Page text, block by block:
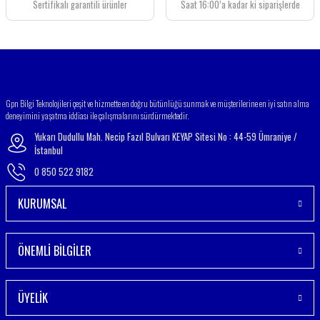
Sertifikalı garantili ürünler
Saat 16:00’a kadar ki siparişlerde
Gpn Bilgi Teknolojileri çeşit ve hizmette en doğru bütünlüğü sunmak ve müşterilerine en iyi satın alma
deneyimini yaşatma iddiası ile çalışmalarını sürdürmektedir.
Yukarı Dudullu Mah. Necip Fazıl Bulvarı KEYAP Sitesi No : 44-59 Ümraniye /
İstanbul
0 850 522 9182
KURUMSAL
ÖNEMLİ BİLGİLER
ÜYELİK